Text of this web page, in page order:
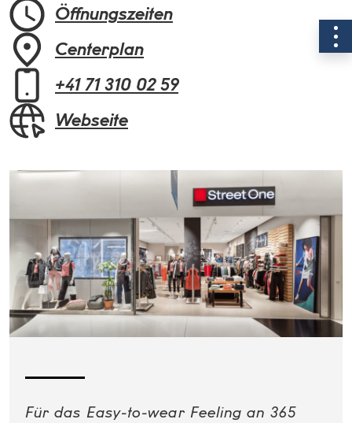
Öffnungszeiten
Centerplan
+41 71 310 02 59
Webseite
Für das Easy-to-wear Feeling an 365